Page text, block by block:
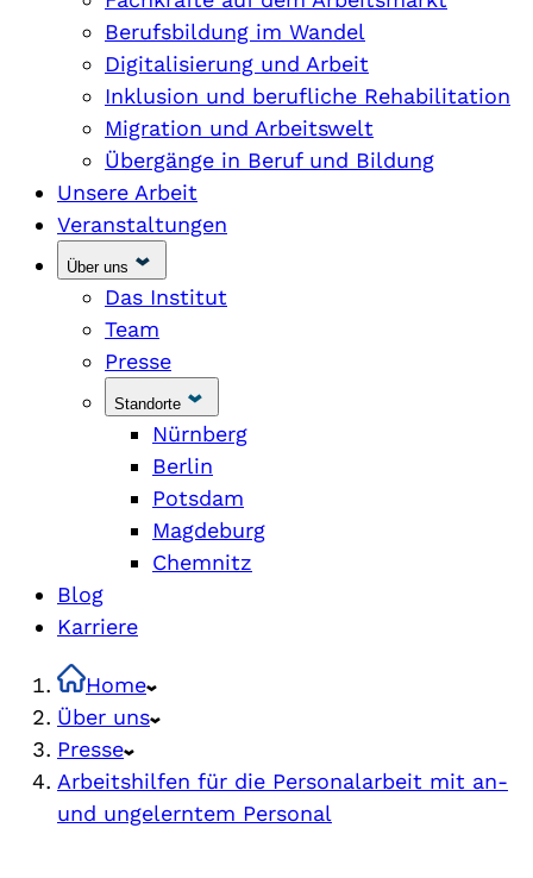
Berufsbildung im Wandel
Digitalisierung und Arbeit
Inklusion und berufliche Rehabilitation
Migration und Arbeitswelt
Übergänge in Beruf und Bildung
Unsere Arbeit
Veranstaltungen
Über uns
Das Institut
Team
Presse
Standorte
Nürnberg
Berlin
Potsdam
Magdeburg
Chemnitz
Blog
Karriere
Home
Über uns
Presse
Arbeitshilfen für die Personalarbeit mit an-
und ungelerntem Personal